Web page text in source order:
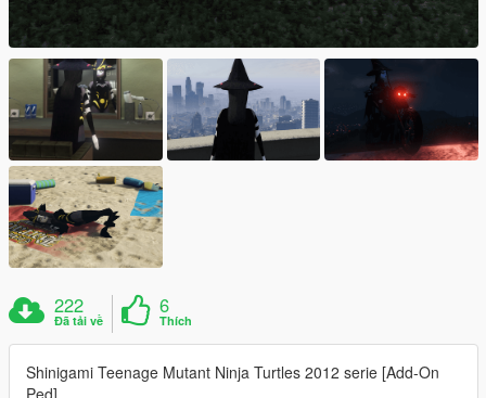
222
Đã tải về
6
Thích
Shinigami Teenage Mutant Ninja Turtles 2012 serie [Add-On